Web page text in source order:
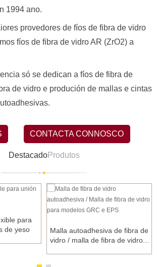
1994 ano.
provedores de fíos de fibra de vidro
fíos de fibra de vidro AR (ZrO2) a
só se dedican a fíos de fibra de
de vidro e produción de mallas e cintas
CONTACTA CONNOSCO
DestacadoProdutos
para
de yeso
Malla autoadhesiva de fibra de
vidro / malla de fibra de vidro...